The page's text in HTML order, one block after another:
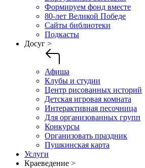
Формируем фонд вместе
80-лет Великой Победе
Сайты библиотеки
Подкасты
Досуг >
Афиша
Клубы и студии
Центр рисованных историй
Детская игровая комната
Интерактивная песочница
Для организованных групп
Конкурсы
Организовать праздник
Пушкинская карта
Услуги
Краеведение >